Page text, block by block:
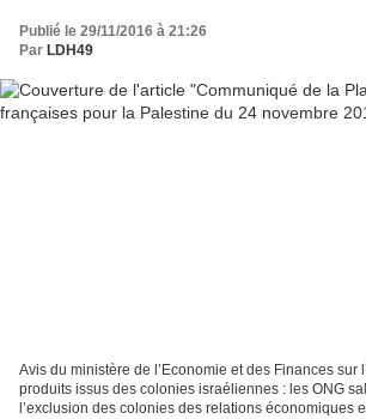
Publié le 29/11/2016 à 21:26
Par LDH49
Avis du ministère de l’Economie et des Finances sur
produits issus des colonies israéliennes : les ONG
l’exclusion des colonies des relations économiques